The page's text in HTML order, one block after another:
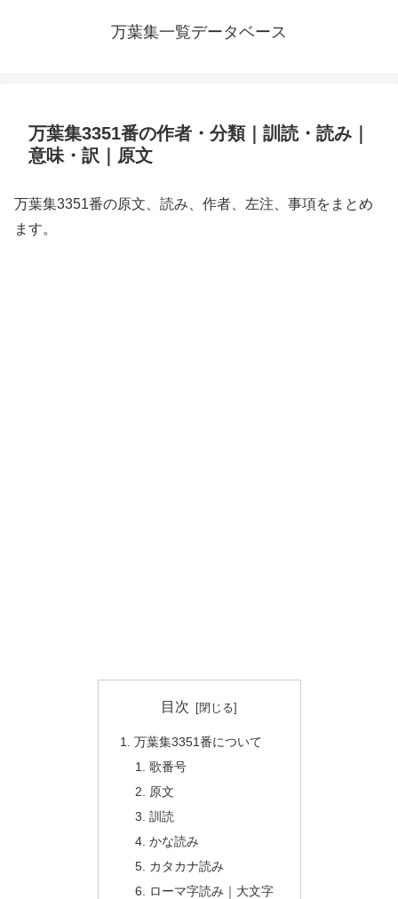
万葉集一覧データベース
万葉集3351番の作者・分類｜訓読・読み｜
意味・訳｜原文
万葉集3351番の原文、読み、作者、左注、事項をまとめ
ます。
目次
万葉集3351番について
歌番号
原文
訓読
かな読み
カタカナ読み
ローマ字読み｜大文字